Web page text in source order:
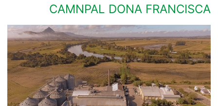
CAMNPAL DONA FRANCISCA